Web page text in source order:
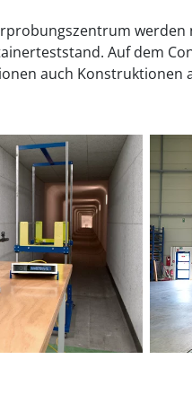
werden
Auf dem
auch Konstruktionen